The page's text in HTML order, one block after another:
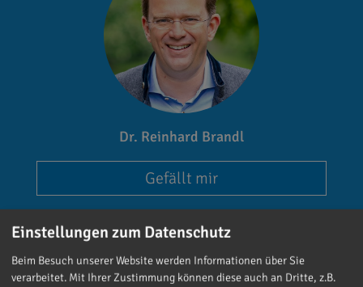
Dr. Reinhard Brandl
Gefällt mir
Einstellungen zum Datenschutz
Beim Besuch unserer Website werden Informationen über Sie
verarbeitet. Mit Ihrer Zustimmung können diese auch an Dritte, z.B.